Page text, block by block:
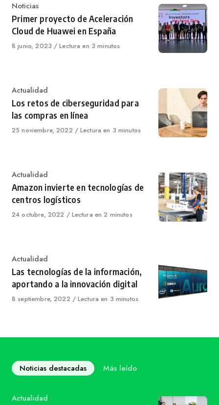
Category
Noticias
Primer proyecto de Aceleración
Cloud de Huawei en España
Published
8 junio, 2023 Lectura en 3 minutos
Category
Actualidad
Los retos de ciberseguridad para
las compras en línea
Published
25 noviembre, 2022 Lectura en 3 minutos
Category
Actualidad
Amazon invierte en tecnologías de
centros logísticos
Published
24 octubre, 2022 Lectura en 2 minutos
Category
Actualidad
Las tecnologías de la información,
aportando a la innovación digital
Published
8 septiembre, 2022 Lectura en 3 minutos
Noticias destacadas Más leído
Category
Actualidad